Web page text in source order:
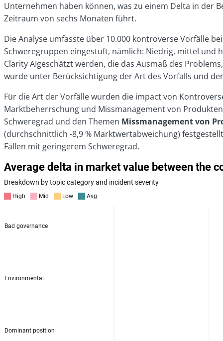
Unternehmen haben können, was zu einem Delta in der
Zeitraum von sechs Monaten führt.
Die Analyse umfasste über 10.000 kontroverse Vorfälle
Schweregruppen eingestuft, nämlich: Niedrig, mittel und
Clarity AIgeschätzt werden, die das Ausmaß des
wurde unter Berücksichtigung der Art des Vorfalls und
Für die Art der Vorfälle wurden die impact von
Marktbeherrschung und Missmanagement von
Schweregrad und den Themen Missmanagement von
(durchschnittlich -8,9 % Marktwertabweichung)
Fällen mit geringerem Schweregrad.